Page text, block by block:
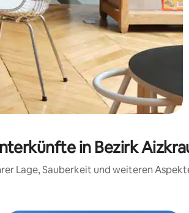
in Bezirk
Lage, Sauberkeit und weiteren